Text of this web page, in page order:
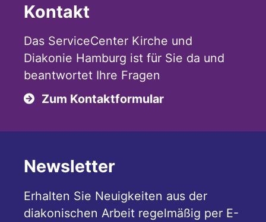
Kontakt
Das ServiceCenter Kirche und
Diakonie Hamburg ist für Sie da und
beantwortet Ihre Fragen
Zum Kontaktformular
Newsletter
Erhalten Sie Neuigkeiten aus der
diakonischen Arbeit regelmäßig per E-